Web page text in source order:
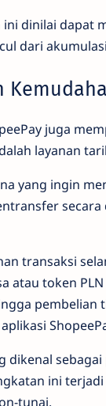
ini dinilai
dari
juga
layanan
yang ingin
transaksi
atau token
pembelian
dikenal
ini
tunai.